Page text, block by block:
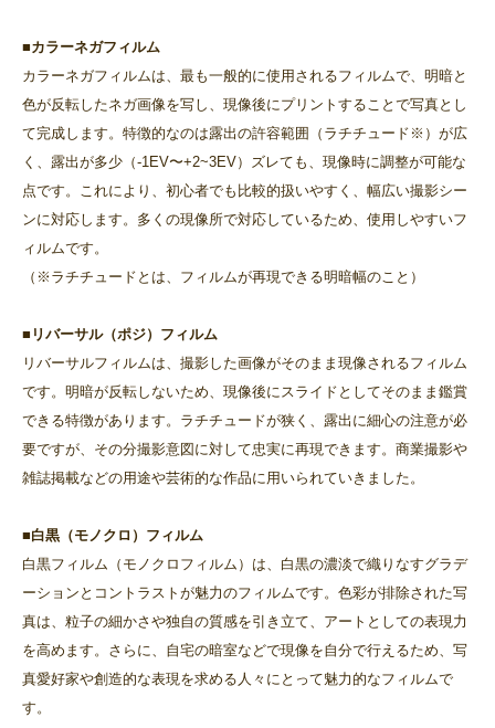
■カラーネガフィルム
カラーネガフィルムは、最も一般的に使用されるフィルムで、明暗と
色が反転したネガ画像を写し、現像後にプリントすることで写真とし
て完成します。特徴的なのは露出の許容範囲（ラチチュード※）が広
く、露出が多少（-1EV〜+2~3EV）ズレても、現像時に調整が可能な
点です。これにより、初心者でも比較的扱いやすく、幅広い撮影シー
ンに対応します。多くの現像所で対応しているため、使用しやすいフ
ィルムです。
（※ラチチュードとは、フィルムが再現できる明暗幅のこと）
■リバーサル（ポジ）フィルム
リバーサルフィルムは、撮影した画像がそのまま現像されるフィルム
です。明暗が反転しないため、現像後にスライドとしてそのまま鑑賞
できる特徴があります。ラチチュードが狭く、露出に細心の注意が必
要ですが、その分撮影意図に対して忠実に再現できます。商業撮影や
雑誌掲載などの用途や芸術的な作品に用いられていきました。
■白黒（モノクロ）フィルム
白黒フィルム（モノクロフィルム）は、白黒の濃淡で織りなすグラデ
ーションとコントラストが魅力のフィルムです。色彩が排除された写
真は、粒子の細かさや独自の質感を引き立て、アートとしての表現力
を高めます。さらに、自宅の暗室などで現像を自分で行えるため、写
真愛好家や創造的な表現を求める人々にとって魅力的なフィルムで
す。